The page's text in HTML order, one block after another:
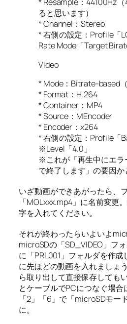
* Resample：44100Hz
ると思います）
* Channel：Stereo
* 右側の設定：Profile「
Rate Mode「Target
Video
* Mode：Bitrate-based（
* Format：H.264
* Container：MP4
* Source：MEncoder
* Encoder：x264
* 右側の設定：Profile「
※Level「4.0」
※これが「再生中にエラ
で終了します」の要因か
いざ動画ができあがったら、
「MOLxxx.mp4」に名前変更
字を入れてください。
それが終わったらいよいよ
microSDの「SD_VIDEO」フ
に「PRL001」フォルダを作
に先ほどの動画を入れましょ
ら取り出して直接保存しても
とケーブルでPCにつなぐ場合
「2」「6」で「microSDモー
に。